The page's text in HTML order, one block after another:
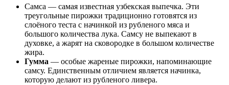
Самса — самая известная узбекская выпечка. Эти
треугольные пирожки традиционно готовятся из
слоёного теста с начинкой из рубленого мяса и
большого количества лука. Самсу не выпекают в
духовке, а жарят на сковородке в большом количестве
жира.
Гумма — особые жареные пирожки, напоминающие
самсу. Единственным отличием является начинка,
которую делают из рубленого ливера.